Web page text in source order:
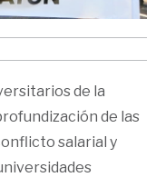
de la
de las
salarial y